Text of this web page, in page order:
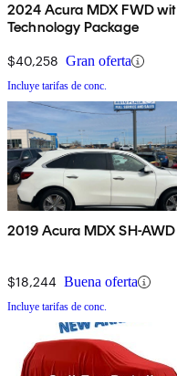
2024 Acura MDX FWD
Technology Package
$40,258 Gran oferta
Incluye tarifas de conc.
2019 Acura MDX SH-AWD
$18,244 Buena oferta
Incluye tarifas de conc.